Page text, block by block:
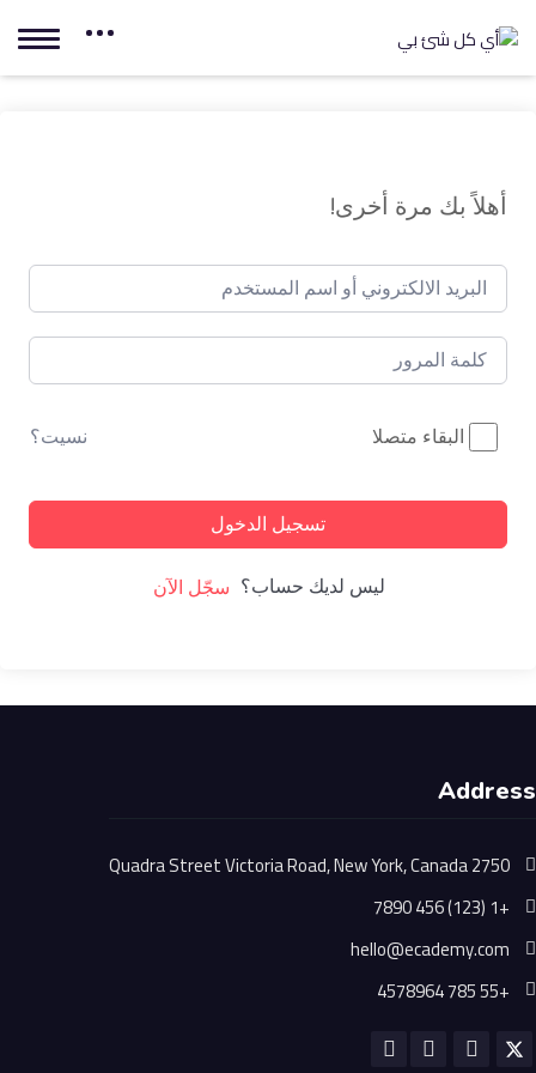
أهلاً بك مرة أخرى!
البقاء متصلا نسيت؟
تسجيل الدخول
ليس لديك حساب؟ سجّل الآن
Address
2750 Quadra Street Victoria Road, New York, Canada
+1 (123) 456 7890
hello@ecademy.com
+55 785 4578964